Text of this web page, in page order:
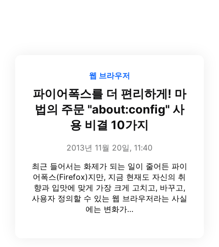
웹 브라우저
파이어폭스를 더 편리하게! 마
법의 주문 "about:config" 사
용 비결 10가지
2013년 11월 20일, 11:40
최근 들어서는 화제가 되는 일이 줄어든 파이
어폭스(Firefox)지만, 지금 현재도 자신의 취
향과 입맛에 맞게 가장 크게 고치고, 바꾸고,
사용자 정의할 수 있는 웹 브라우저라는 사실
에는 변화가…